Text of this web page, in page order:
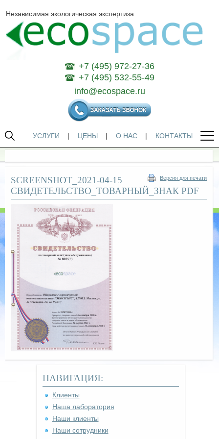
Независимая экологическая экспертиза
+7 (495) 972-27-36
+7 (495) 532-55-49
info@ecospace.ru
УСЛУГИ | ЦЕНЫ | О НАС | КОНТАКТЫ
Версия для печати
SCREENSHOT_2021-04-15
СВИДЕТЕЛЬСТВО_ТОВАРНЫЙ_ЗНАК PDF
НАВИГАЦИЯ:
Клиенты
Наша лаборатория
Наши клиенты
Наши сотрудники